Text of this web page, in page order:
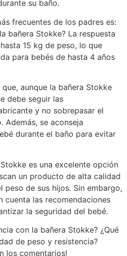
su baño.
frecuentes de los padres es:
bañera Stokke? La respuesta
15 kg de peso, lo que
para bebés de hasta 4 años
aunque la bañera Stokke
debe seguir las
y no sobrepasar el
Además, se aconseja
durante el baño para evitar
es una excelente opción
un producto de alta calidad
de sus hijos. Sin embargo,
cuenta las recomendaciones
la seguridad del bebé.
con la bañera Stokke? ¿Qué
de peso y resistencia?
los comentarios!